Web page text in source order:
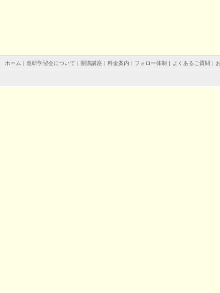
ホーム | 進研学習会について | 開講講座 | 料金案内 | フォロー体制 | よくあるご質問 |